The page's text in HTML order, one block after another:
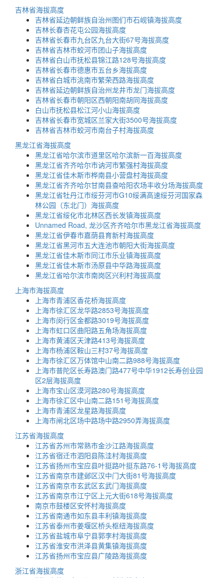
吉林省海拔高度
吉林省延边朝鲜族自治州图们市石岘镇海拔高度
吉林长春杏花屯公园海拔高度
吉林省长春市九台区九台大街67号海拔高度
吉林省吉林市蛟河市团山子海拔高度
吉林省白山市抚松县锦江路128号海拔高度
吉林省长春市德惠市五台乡海拔高度
吉林省白城市洮南市繁荣西路海拔高度
吉林省延边朝鲜族自治州龙井市龙门海拔高度
吉林省长春市朝阳区西朝阳南胡同海拔高度
白山市抚松县松江河小山海拔高度
吉林省长春市宽城区兰家大街3500号海拔高度
吉林省吉林市蛟河市南台子村海拔高度
黑龙江省海拔高度
黑龙江省哈尔滨市道里区哈尔滨新一百海拔高度
黑龙江省齐齐哈尔市讷河市繁强村海拔高度
黑龙江省佳木斯市桦南县小营盘村海拔高度
黑龙江省齐齐哈尔甘南县查哈阳农场丰收分场海拔高度
黑龙江省牡丹江市绥芬河市G10绥满高速绥芬河国家森
林公园（东北门）海拔高度
黑龙江省绥化市北林区西长发镇海拔高度
Unnamed Road, 龙沙区齐齐哈尔市黑龙江省海拔高度
黑龙江省伊春市嘉荫县育新村海拔高度
黑龙江省黑河市五大连池市朝阳大街海拔高度
黑龙江省佳木斯市同江市乐业镇海拔高度
黑龙江省佳木斯市汤原县中华路海拔高度
黑龙江省哈尔滨市南岗区兴利村海拔高度
上海市海拔高度
上海市青浦区香花桥海拔高度
上海市徐汇区龙华路2853号海拔高度
上海市闵行区金都路3019号海拔高度
上海市虹口区曲阳路五角场海拔高度
上海市黄浦区天津路413号海拔高度
上海市杨浦区鞍山三村37号海拔高度
上海市徐汇区万体馆中山南二路988号海拔高度
上海市普陀区长寿路澳门路477号中华1912长寿创业园
区2层海拔高度
上海市宝山区漠河路280号海拔高度
上海市徐汇区中山南二路151号海拔高度
上海市青浦区龙星路海拔高度
上海市闸北区场中路场中路2950弄海拔高度
江苏省海拔高度
江苏省苏州市常熟市金沙江路海拔高度
江苏省宿迁市泗阳县陈洼村海拔高度
江苏省扬州市宝应县叶挺路叶挺东路76-1号海拔高度
江苏省南京市建邺区汉中门大街81号海拔高度
江苏省南京市玄武区玄武门海拔高度
江苏省南京市江宁区上元大街618号海拔高度
南京市鼓楼区安怀村海拔高度
江苏省南通市如东县丰利镇海拔高度
江苏省泰州市姜堰区桥头枢纽海拔高度
江苏省盐城市阜宁县郭李村海拔高度
江苏省淮安市洪泽县黄集镇海拔高度
江苏省扬州市宝应县广陵路海拔高度
浙江省海拔高度